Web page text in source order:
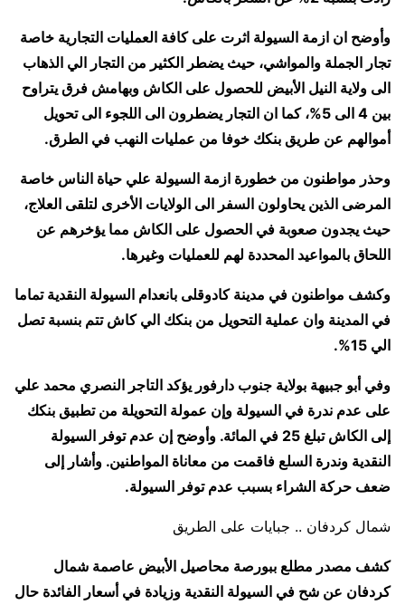
وأوضح ان ازمة السيولة اثرت على كافة العمليات التجارية خاصة
تجار الجملة والمواشي، حيث يضطر الكثير من التجار الي الذهاب
الى ولاية النيل الأبيض للحصول على الكاش وبهامش فرق يتراوح
بين 4 الى 5%، كما ان التجار يضطرون الى اللجوء الى تحويل
أموالهم عن طريق بنكك خوفا من عمليات النهب في الطرق.
وحذر مواطنون من خطورة ازمة السيولة علي حياة الناس خاصة
المرضى الذين يحاولون السفر الى الولايات الأخرى لتلقى العلاج،
حيث يجدون صعوبة في الحصول على الكاش مما يؤخرهم عن
اللحاق بالمواعيد المحددة لهم للعمليات وغيرها.
وكشف مواطنون في مدينة كادوقلى بانعدام السيولة النقدية تماما
في المدينة وان عملية التحويل من بنكك الي كاش تتم بنسبة تصل
الي 15%.
وفي أبو جبيهة بولاية جنوب دارفور يؤكد التاجر النصري محمد علي
على عدم ندرة في السيولة وإن عمولة التحويلة من تطبيق بنكك
إلى الكاش تبلغ 25 في المائة. وأوضح إن عدم توفر السيولة
النقدية وندرة السلع فاقمت من معاناة المواطنين. وأشار إلى
ضعف حركة الشراء بسبب عدم توفر السيولة.
شمال كردفان .. جبايات على الطريق
كشف مصدر مطلع ببورصة محاصيل الأبيض عاصمة شمال
كردفان عن شح في السيولة النقدية وزيادة في أسعار الفائدة حال